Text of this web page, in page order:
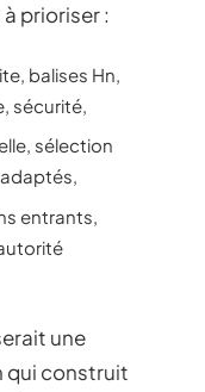
prioriser :
balises Hn,
sécurité,
sélection
entrants,
une
qui construit